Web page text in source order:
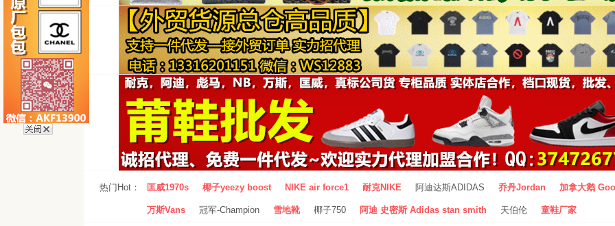
热门Hot： 匡威1970s 椰子yeezy boost NIKE air force1 耐克NIKE 阿迪达斯ADIDAS 乔丹Jordan 加拿大鹅
万斯Vans 冠军-Champion 雪地靴 椰子750 阿迪 史密斯 Adidas stan smith 天伯伦 童鞋厂家